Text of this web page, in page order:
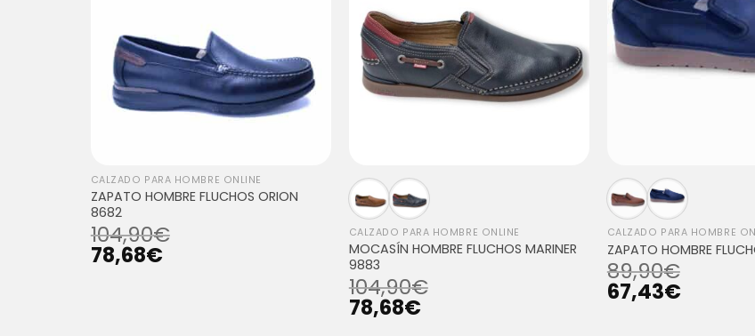
CALZADO PARA HOMBRE ONLINE
ZAPATO HOMBRE FLUCHOS ORION
8682
104,90€
78,68€
CALZADO PARA HOMBRE ONLINE
MOCASÍN HOMBRE FLUCHOS MARINER
9883
104,90€
78,68€
CALZADO PARA HOMBRE
ZAPATO HOMBRE
89,90€
67,43€